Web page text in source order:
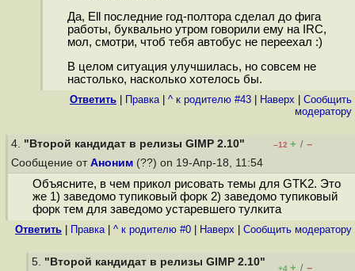
Да, Ell последние год-полтора сделал до фига
работы, буквально утром говорили ему на IRC,
мол, смотри, чтоб тебя автобус не переехал :)
В целом ситуация улучшилась, но совсем не
настолько, насколько хотелось бы.
Ответить Правка| ^ к родителю #43 Наверх
Cообщить
модератору
4. "Второй кандидат в релизы GIMP 2.10" –12 + / –
Сообщение от Аноним (??) on 19-Апр-18, 11:54
Объясните, в чем прикол рисовать темы для GTK2. Это
же 1) заведомо тупиковый форк 2) заведомо тупиковый
форк тем для заведомо устаревшего тулкита
Ответить Правка| ^ к родителю #0 Наверх Cообщить модератору
5. "Второй кандидат в релизы GIMP 2.10"
+4 + / –